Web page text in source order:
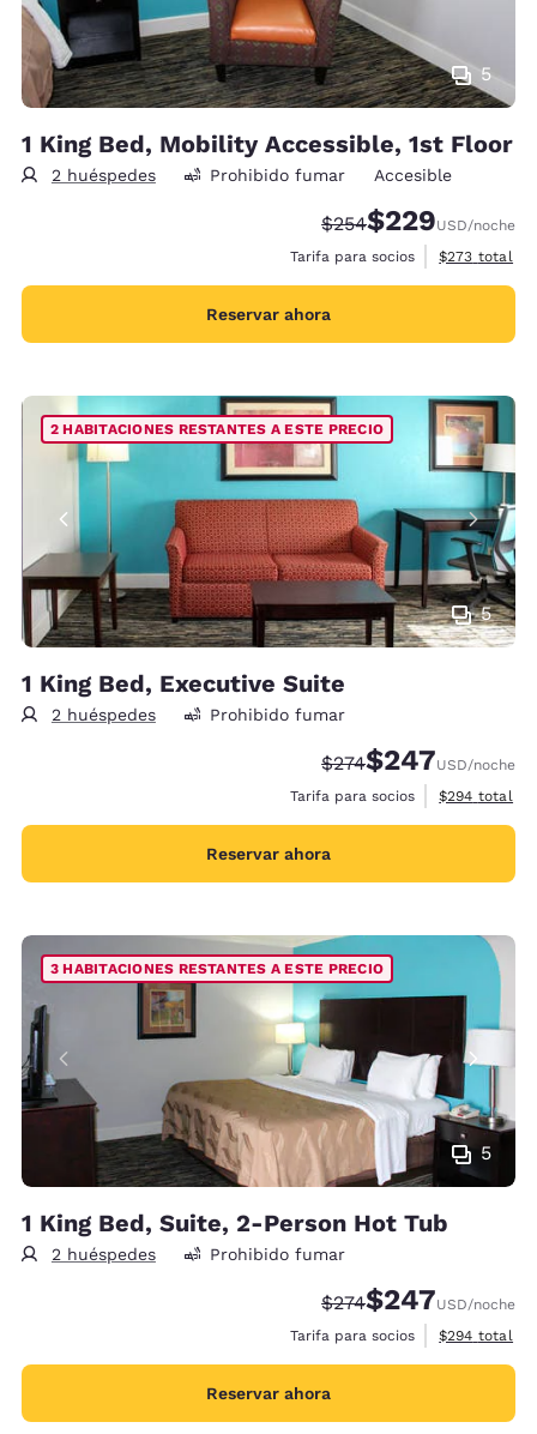
5
1 King Bed, Mobility Accessible, 1st Floor
2 huéspedes Prohibido fumar Accesible
Precio tachado:
$254Precio con
$229USD/noche
Tarifa para socios
Ver detalles
$273 total
Reservar ahora
5
2 HABITACIONES RESTANTES A ESTE PRECIO
1 King Bed, Executive Suite
2 huéspedes Prohibido fumar
Precio tachado:
$274Precio con
$247USD/noche
Tarifa para socios
Ver detalles
$294 total
Reservar ahora
5
3 HABITACIONES RESTANTES A ESTE PRECIO
1 King Bed, Suite, 2-Person Hot Tub
2 huéspedes Prohibido fumar
Precio tachado:
$274Precio con
$247USD/noche
Tarifa para socios
Ver detalles
$294 total
Reservar ahora